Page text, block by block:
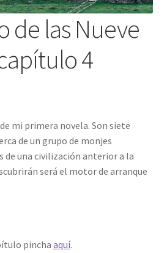
de las Nueve
4
mi primera novela. Son siete
de un grupo de monjes
de una civilización anterior a la
será el motor de arranque
pincha aquí.